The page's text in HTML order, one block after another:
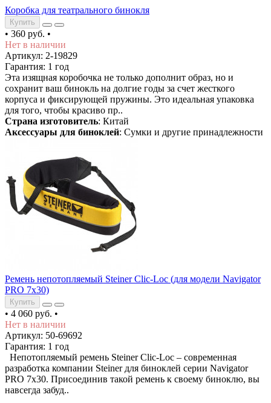
Коробка для театрального бинокля
Купить
• 360 руб. •
Нет в наличии
Артикул: 2-19829
Гарантия: 1 год
Эта изящная коробочка не только дополнит образ, но и
сохранит ваш бинокль на долгие годы за счет жесткого
корпуса и фиксирующей пружины. Это идеальная упаковка
для того, чтобы красиво пр..
Страна изготовитель: Китай
Аксессуары для биноклей: Сумки и другие принадлежности
Ремень непотопляемый Steiner Clic-Loc (для модели Navigator
PRO 7x30)
Купить
• 4 060 руб. •
Нет в наличии
Артикул: 50-69692
Гарантия: 1 год
Непотопляемый ремень Steiner Clic-Loc – современная
разработка компании Steiner для биноклей серии Navigator
PRO 7x30. Присоединив такой ремень к своему биноклю, вы
навсегда забуд..